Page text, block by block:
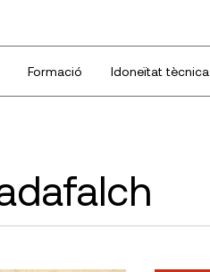
Formació Idoneïtat tècnica